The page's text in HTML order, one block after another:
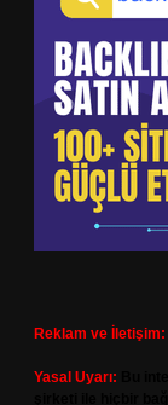
Reklam ve İletişim:
Yasal Uyarı: